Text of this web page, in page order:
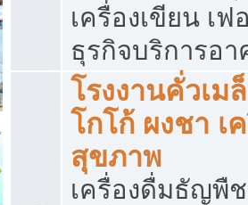
เครื่องเขียน เ
ธุรกิจบริการอ
โรงงานคั่วเม
โกโก้ ผงชา เ
สุขภาพ
เครื่องดื่มธัญพื